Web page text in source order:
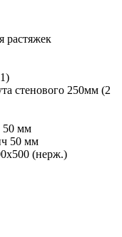
растяжек
стенового 250мм (2
50 мм
50 мм
(нерж.)